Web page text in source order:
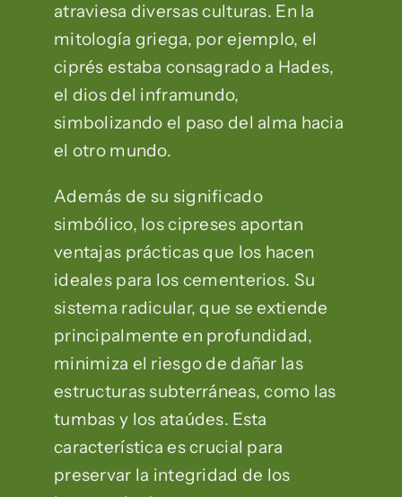
atraviesa diversas culturas. En la
mitología griega, por ejemplo, el
ciprés estaba consagrado a Hades,
el dios del inframundo,
simbolizando el paso del alma hacia
el otro mundo.
Además de su significado
simbólico, los cipreses aportan
ventajas prácticas que los hacen
ideales para los cementerios. Su
sistema radicular, que se extiende
principalmente en profundidad,
minimiza el riesgo de dañar las
estructuras subterráneas, como las
tumbas y los ataúdes. Esta
característica es crucial para
preservar la integridad de los